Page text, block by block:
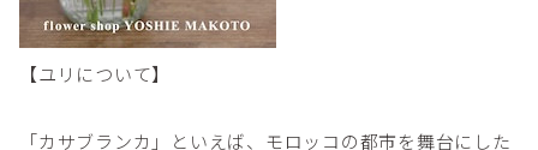
【ユリについて】
「カサブランカ」といえば、モロッコの都市を舞台にした